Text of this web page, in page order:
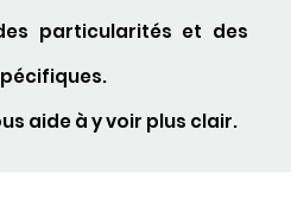
particularités et des
aide à y voir plus clair.